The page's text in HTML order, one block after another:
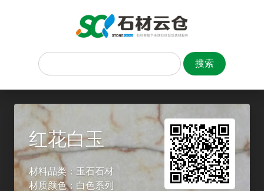
红花白玉
材料品类：玉石石材
材质颜色：白色系列